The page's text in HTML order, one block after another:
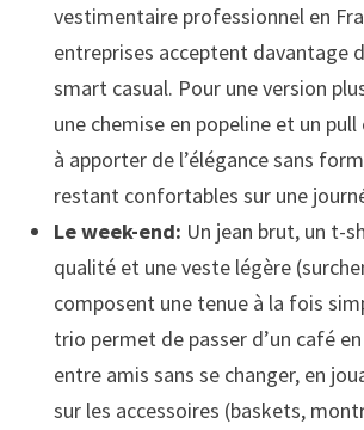
vestimentaire professionnel en
entreprises acceptent davantage
smart casual. Pour une version
une chemise en popeline et un
à apporter de l’élégance sans
restant confortables sur une
Le week-end: Un jean brut, un t-
qualité et une veste légère
composent une tenue à la fois
trio permet de passer d’un café
entre amis sans se changer, en
sur les accessoires (baskets,